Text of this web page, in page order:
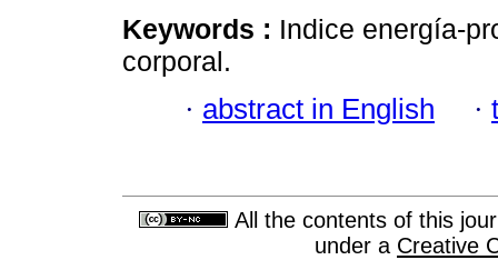
Keywords : Indice energía-
corporal.
· abstract in English ·
All the contents of this
under a Creative